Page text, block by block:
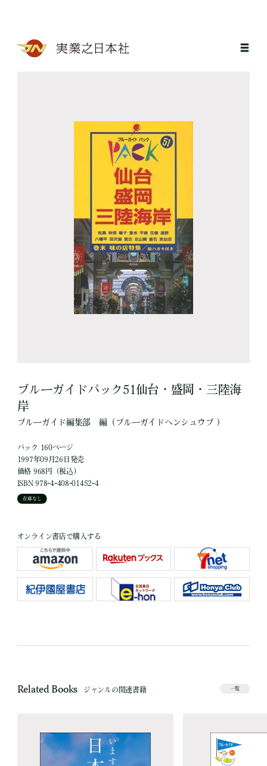
ブルーガイドパック51仙台・盛岡・三陸海
岸
ブルーガイド編集部 編（ブルーガイドヘンシュウブ ）
パック 160ページ
1997年09月26日発売
価格 968円（税込）
ISBN 978-4-408-01452-4
在庫なし
オンライン書店で購入する
Related Books ジャンルの関連書籍 一覧